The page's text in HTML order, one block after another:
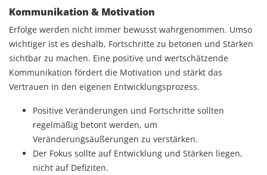
Kommunikation & Motivation
Erfolge werden nicht immer bewusst wahrgenommen. Umso
wichtiger ist es deshalb, Fortschritte zu betonen und Stärken
sichtbar zu machen. Eine positive und wertschätzende
Kommunikation fördert die Motivation und stärkt das
Vertrauen in den eigenen Entwicklungsprozess.
Positive Veränderungen und Fortschritte sollten
regelmäßig betont werden, um
Veränderungsäußerungen zu verstärken.
Der Fokus sollte auf Entwicklung und Stärken liegen,
nicht auf Defiziten.